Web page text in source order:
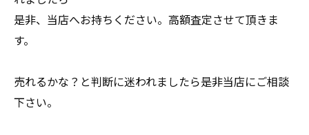
是非、当店へお持ちください。高額査定させて頂きま
す。
売れるかな？と判断に迷われましたら是非当店にご相談
下さい。